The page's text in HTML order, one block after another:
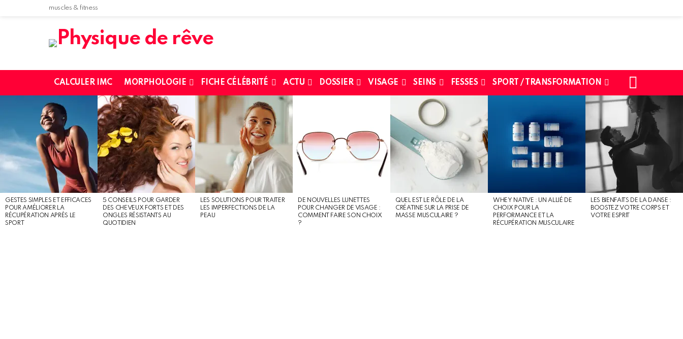
muscles & fitness
CALCULER IMC MORPHOLOGIE FICHE CÉLÉBRITÉ ACTU DOSSIER VISAGE SEINS FESSES SPORT / TRANSFORMATION
GESTES SIMPLES ET EFFICACES
POUR AMÉLIORER LA
RÉCUPÉRATION APRÈS LE
SPORT
5 CONSEILS POUR GARDER
DES CHEVEUX FORTS ET DES
ONGLES RÉSISTANTS AU
QUOTIDIEN
LES SOLUTIONS POUR TRAITER
LES IMPERFECTIONS DE LA
PEAU
DE NOUVELLES LUNETTES
POUR CHANGER DE VISAGE :
COMMENT FAIRE SON CHOIX
?
QUEL EST LE RÔLE DE LA
CRÉATINE SUR LA PRISE DE
MASSE MUSCULAIRE ?
WHEY NATIVE : UN ALLIÉ DE
CHOIX POUR LA
PERFORMANCE ET LA
RÉCUPÉRATION MUSCULAIRE
LES BIENFAITS DE LA DANSE :
BOOSTEZ VOTRE CORPS ET
VOTRE ESPRIT